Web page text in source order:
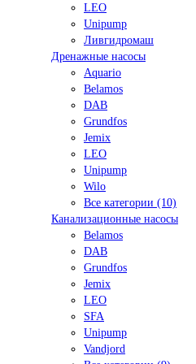
LEO
Unipump
Ливгидромаш
Дренажные насосы
Aquario
Belamos
DAB
Grundfos
Jemix
LEO
Unipump
Wilo
Все категории (10)
Канализационные насосы
Belamos
DAB
Grundfos
Jemix
LEO
SFA
Unipump
Vandjord